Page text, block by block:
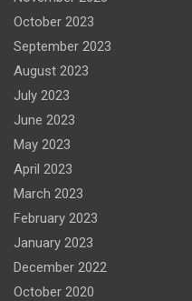
October 2023
September 2023
August 2023
July 2023
June 2023
May 2023
April 2023
March 2023
February 2023
January 2023
December 2022
October 2020